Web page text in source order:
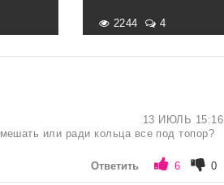
2244 4
13 ИЮЛЬ 15:16
или ради кольца все под топор?
Ответить 6 0